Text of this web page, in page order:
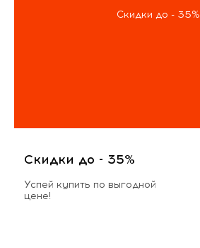
Скидки до - 35%
Скидки до - 35%
Успей купить по выгодной
цене!